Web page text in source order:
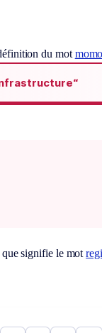
du mot
que signifie le mot